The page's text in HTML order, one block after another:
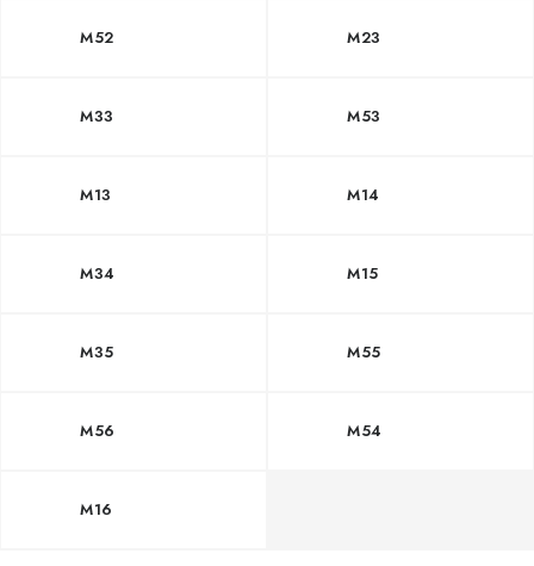
AUTO MOTO
NÁRADIE A NÁHRADNÉ DIELY
M52 M23
M33 M53
M13 M14
M34 M15
M35 M55
M56 M54
M16